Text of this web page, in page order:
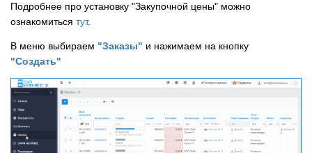
Подробнее про установку "Закупочной цены" можно
ознакомиться тут.
В меню выбираем "Заказы" и нажимаем на кнопку
"Создать"